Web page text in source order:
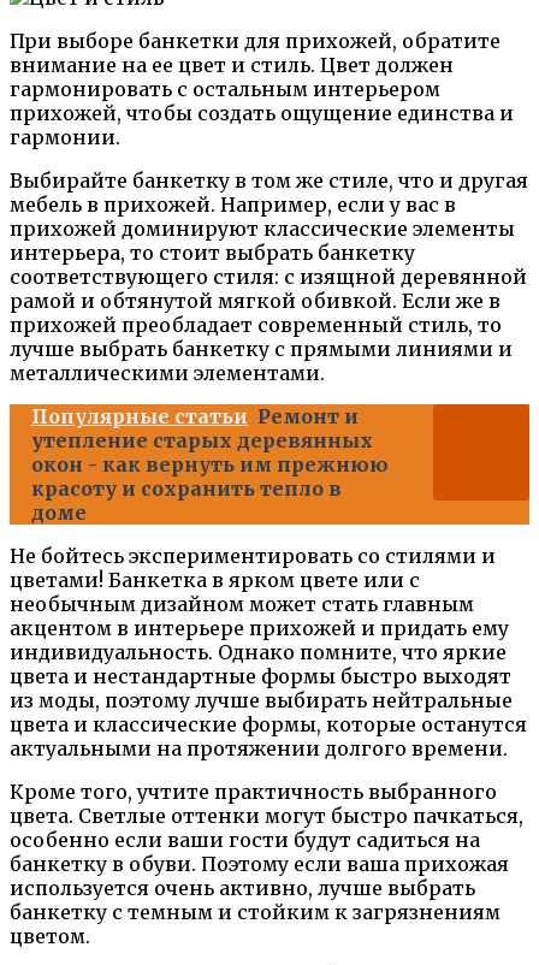
При выборе банкетки для прихожей, обратите
внимание на ее цвет и стиль. Цвет должен
гармонировать с остальным интерьером
прихожей, чтобы создать ощущение единства и
гармонии.
Выбирайте банкетку в том же стиле, что и другая
мебель в прихожей. Например, если у вас в
прихожей доминируют классические элементы
интерьера, то стоит выбрать банкетку
соответствующего стиля: с изящной деревянной
рамой и обтянутой мягкой обивкой. Если же в
прихожей преобладает современный стиль, то
лучше выбрать банкетку с прямыми линиями и
металлическими элементами.
Популярные статьи Ремонт и
утепление старых деревянных
окон - как вернуть им прежнюю
красоту и сохранить тепло в
доме
Не бойтесь экспериментировать со стилями и
цветами! Банкетка в ярком цвете или с
необычным дизайном может стать главным
акцентом в интерьере прихожей и придать ему
индивидуальность. Однако помните, что яркие
цвета и нестандартные формы быстро выходят
из моды, поэтому лучше выбирать нейтральные
цвета и классические формы, которые останутся
актуальными на протяжении долгого времени.
Кроме того, учтите практичность выбранного
цвета. Светлые оттенки могут быстро пачкаться,
особенно если ваши гости будут садиться на
банкетку в обуви. Поэтому если ваша прихожая
используется очень активно, лучше выбрать
банкетку с темным и стойким к загрязнениям
цветом.